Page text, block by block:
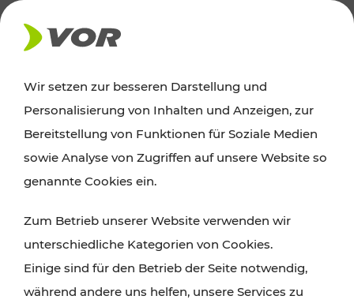
AKTUELLES
News
Alle wichtigen Meldungen zu Fahrplanänderungen,
finden Sie hier im Überblick.
Wir setzen zur besseren Darstellung und
Personalisierung von Inhalten und Anzeigen, zur
Bereitstellung von Funktionen für Soziale Medien
sowie Analyse von Zugriffen auf unsere Website so
genannte Cookies ein.
Zum Betrieb unserer Website verwenden wir
unterschiedliche Kategorien von Cookies.
Einige sind für den Betrieb der Seite notwendig,
während andere uns helfen, unsere Services zu